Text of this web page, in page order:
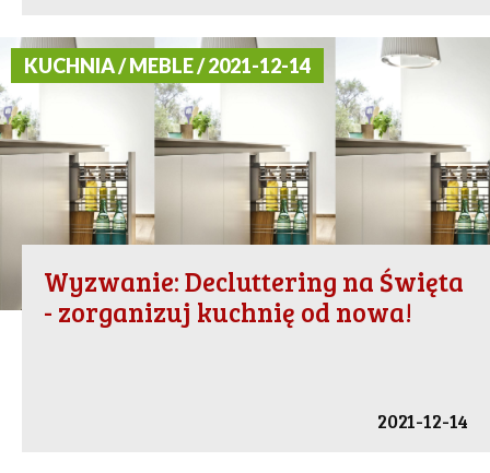
KUCHNIA / MEBLE / 2021-12-14
Wyzwanie: Decluttering na Święta
- zorganizuj kuchnię od nowa!
2021-12-14